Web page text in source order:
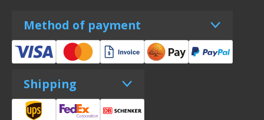
Method of payment
Shipping